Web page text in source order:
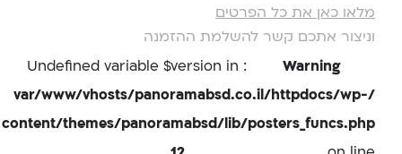
מלאו כאן את כל הפרטים
וניצור אתכם קשר להשלמת ההזמנה
Warning
: Undefined variable $version in
/var/www/vhosts/panoramabsd.co.il/httpdocs/wp-
content/themes/panoramabsd/lib/posters_funcs.php